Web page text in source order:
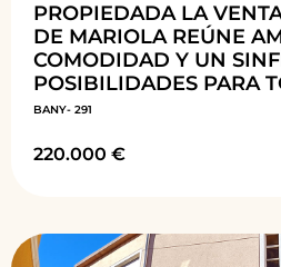
PROPIEDADA LA
DE MARIOLA REÚNE
COMODIDAD Y UN
POSIBILIDADES PARA
BANY- 291
220.000 €